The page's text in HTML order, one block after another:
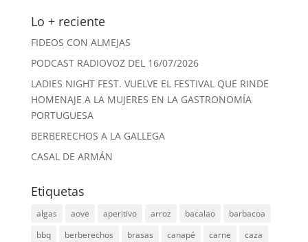
Lo + reciente
FIDEOS CON ALMEJAS
PODCAST RADIOVOZ DEL 16/07/2026
LADIES NIGHT FEST. VUELVE EL FESTIVAL QUE RINDE
HOMENAJE A LA MUJERES EN LA GASTRONOMÍA
PORTUGUESA
BERBERECHOS A LA GALLEGA
CASAL DE ARMÁN
Etiquetas
algas aove aperitivo arroz bacalao
barbacoa
bbq
berberechos brasas canapé carne
caza